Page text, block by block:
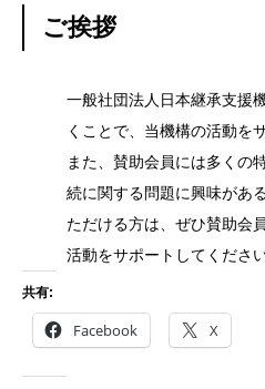
ご挨拶
一般社団法人日本継承支援
くことで、当機構の活動を
また、賛助会員には多くの
続に関する問題に興味があ
ただける方は、ぜひ賛助会
活動をサポートしてください
共有:
Facebook X